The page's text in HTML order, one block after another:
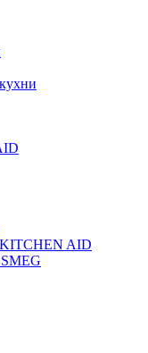
KITCHEN AID